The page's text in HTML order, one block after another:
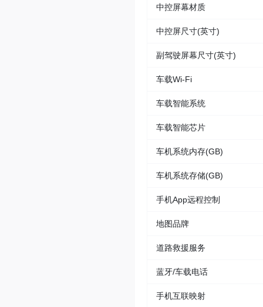
中控屏幕材质
中控屏尺寸(英寸)
副驾驶屏幕尺寸(英寸)
车载Wi-Fi
车载智能系统
车载智能芯片
车机系统内存(GB)
车机系统存储(GB)
手机App远程控制
地图品牌
道路救援服务
蓝牙/车载电话
手机互联映射